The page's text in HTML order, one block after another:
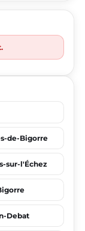
de-Bigorre
sur-l'Échez
Debat